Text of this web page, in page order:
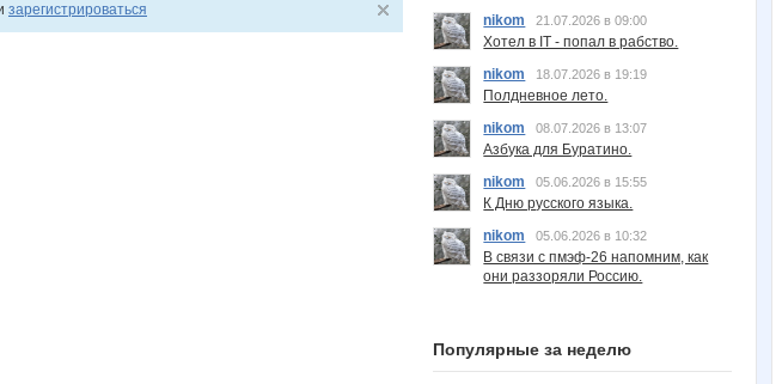
зарегистрироваться
nikom 21.07.2026 в 09:00
Хотел в IT - попал в рабство.
nikom
18.07.2026 в 19:19
Полдневное лето.
nikom
08.07.2026 в 13:07
Азбука для Буратино.
nikom
05.06.2026 в 15:55
К Дню русского языка.
nikom
05.06.2026 в 10:32
В связи с пмэф-26 напомним, как
они раззоряли Россию.
Популярные за неделю